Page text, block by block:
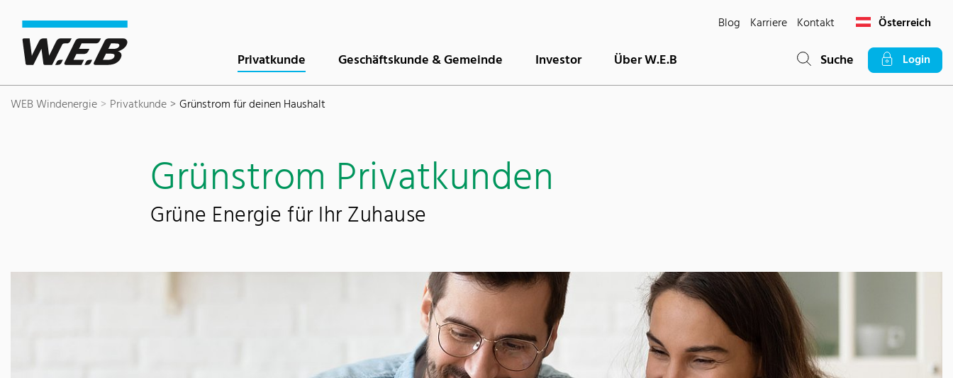
Blog Karriere Kontakt Österreich
Privatkunde Geschäftskunde & Gemeinde Investor Über W.E.B Suche Login
WEB Windenergie Privatkunde Grünstrom für deinen Haushalt
Grünstrom Privatkunden
Grüne Energie für Ihr Zuhause